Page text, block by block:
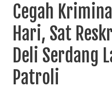
Cegah
Hari, Sat
Deli Serdang
Patroli